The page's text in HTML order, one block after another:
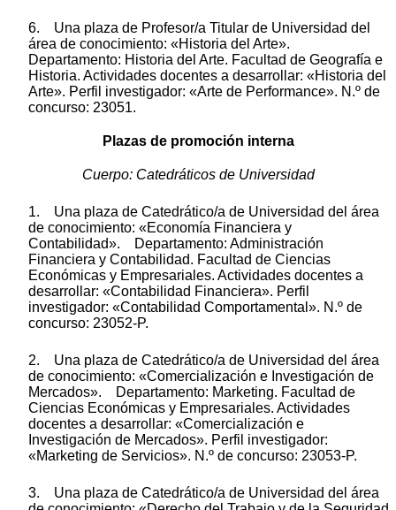
6. Una plaza de Profesor/a Titular de Universidad del
área de conocimiento: «Historia del Arte».
Departamento: Historia del Arte. Facultad de Geografía e
Historia. Actividades docentes a desarrollar: «Historia del
Arte». Perfil investigador: «Arte de Performance». N.º de
concurso: 23051.
Plazas de promoción interna
Cuerpo: Catedráticos de Universidad
1. Una plaza de Catedrático/a de Universidad del área
de conocimiento: «Economía Financiera y
Contabilidad». Departamento: Administración
Financiera y Contabilidad. Facultad de Ciencias
Económicas y Empresariales. Actividades docentes a
desarrollar: «Contabilidad Financiera». Perfil
investigador: «Contabilidad Comportamental». N.º de
concurso: 23052-P.
2. Una plaza de Catedrático/a de Universidad del área
de conocimiento: «Comercialización e Investigación de
Mercados». Departamento: Marketing. Facultad de
Ciencias Económicas y Empresariales. Actividades
docentes a desarrollar: «Comercialización e
Investigación de Mercados». Perfil investigador:
«Marketing de Servicios». N.º de concurso: 23053-P.
3. Una plaza de Catedrático/a de Universidad del área